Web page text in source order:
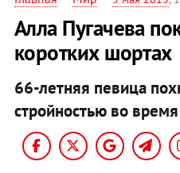
Алла Пугачева
коротких шортах
66-летняя певица
стройностью во